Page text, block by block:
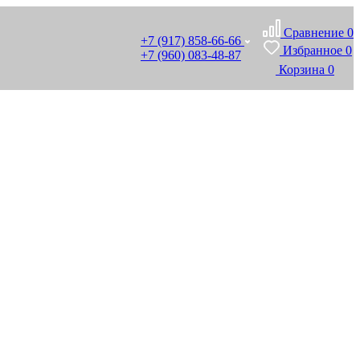
+7 (917) 858-66-66
+7 (960) 083-48-87
Сравнение 0
Избранное 0
Корзина 0